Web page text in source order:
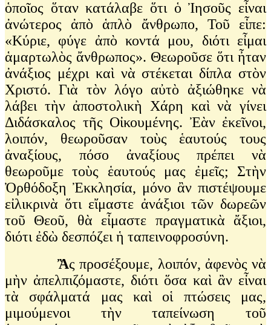
ὁποῖος ὅταν κατάλαβε ὅτι ὁ Ἰησοῦς εἶναι
ἀνώτερος ἀπὸ ἁπλὸ ἄνθρωπο, Τοῦ εἶπε:
«Κύριε, φύγε ἀπὸ κοντά μου, διότι εἶμαι
ἁμαρτωλὸς ἄνθρωπος». Θεωροῦσε ὅτι ἦταν
ἀνάξιος μέχρι καὶ νὰ στέκεται δίπλα στὸν
Χριστό. Γιὰ τὸν λόγο αὐτὸ ἀξιώθηκε νὰ
λάβει τὴν ἀποστολικὴ Χάρη καὶ νὰ γίνει
Διδάσκαλος τῆς Οἰκουμένης. Ἐὰν ἐκεῖνοι,
λοιπόν, θεωροῦσαν τοὺς ἑαυτούς τους
ἀναξίους, πόσο ἀναξίους πρέπει νὰ
θεωροῦμε τοὺς ἑαυτούς μας ἐμεῖς; Στὴν
Ὀρθόδοξη Ἐκκλησία, μόνο ἂν πιστέψουμε
εἰλικρινὰ ὅτι εἴμαστε ἀνάξιοι τῶν δωρεῶν
τοῦ Θεοῦ, θὰ εἶμαστε πραγματικὰ ἄξιοι,
διότι ἐδὼ δεσπόζει ἡ ταπεινοφροσύνη.
Ἂς προσέξουμε, λοιπόν, ἀφενὸς νὰ
μὴν ἀπελπιζόμαστε, διότι ὅσα καὶ ἂν εἶναι
τὰ σφάλματά μας καὶ οἱ πτώσεις μας,
μιμούμενοι τὴν ταπείνωση τοῦ